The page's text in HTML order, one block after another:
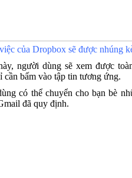
của Dropbox sẽ được nhúng
người dùng sẽ xem được
bấm vào tập tin tương ứng.
có thể chuyển cho bạn bè
đã quy định.